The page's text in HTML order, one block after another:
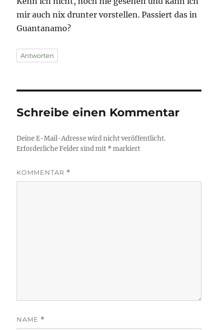
mir auch nix drunter vorstellen. Passiert das in
Guantanamo?
Antworten
Schreibe einen Kommentar
Deine E-Mail-Adresse wird nicht veröffentlicht.
Erforderliche Felder sind mit *markiert
KOMMENTAR *
NAME *